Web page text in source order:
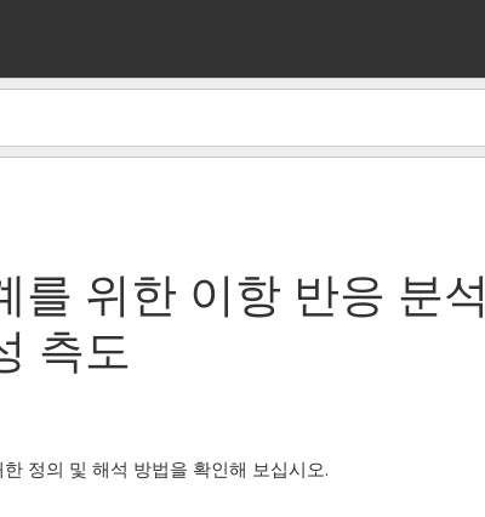
를 위한 이항 반응 분석
측도
정의 및 해석 방법을 확인해 보십시오.